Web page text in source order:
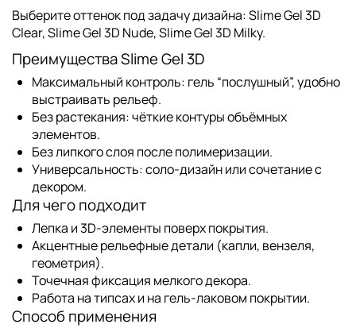
Выберите оттенок под задачу дизайна:Slime Gel 3D
Clear,Slime Gel 3D Nude,Slime Gel 3D Milky.
Преимущества Slime Gel 3D
Максимальный контроль: гель “послушный”, удобно
выстраивать рельеф.
Без растекания: чёткие контуры объёмных
элементов.
Без липкого слоя после полимеризации.
Универсальность: соло-дизайн или сочетание с
декором.
Для чего подходит
Лепка и 3D-элементы поверх покрытия.
Акцентные рельефные детали (капли, вензеля,
геометрия).
Точечная фиксация мелкого декора.
Работа на типсах и на гель-лаковом покрытии.
Способ применения